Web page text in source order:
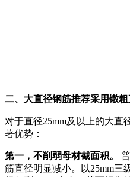
二、大直径钢筋推荐采用镦
对于直径25mm及以上的大直
著优势：
第一，不削弱母材截面积。
筋直径明显减小。以25mm三